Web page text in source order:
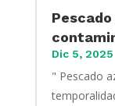
Dic 5, 2025
" Pescado